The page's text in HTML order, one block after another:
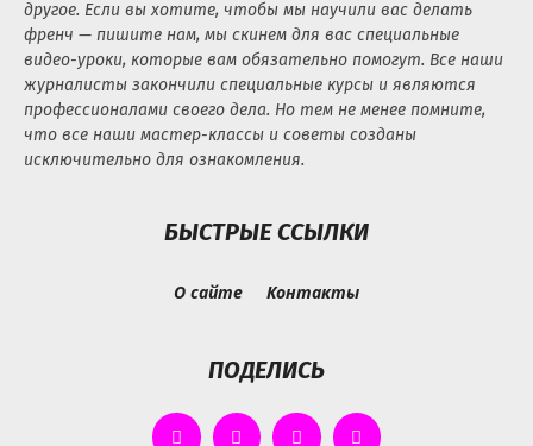
другое. Если вы хотите, чтобы мы научили вас делать
френч — пишите нам, мы скинем для вас специальные
видео-уроки, которые вам обязательно помогут. Все наши
журналисты закончили специальные курсы и являются
профессионалами своего дела. Но тем не менее помните,
что все наши мастер-классы и советы созданы
исключительно для ознакомления.
БЫСТРЫЕ ССЫЛКИ
О сайте Контакты
ПОДЕЛИСЬ